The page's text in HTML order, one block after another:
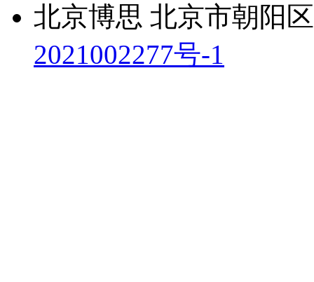
北京博思 北京市朝阳
2021002277号-1